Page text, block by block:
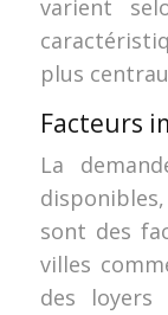
varient
plus
Facteurs
La
sont des
villes
des loyers